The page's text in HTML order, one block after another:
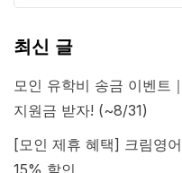
최신 글
모인 유학비 송금 이벤트
지원금 받자! (~8/31)
[모인 제휴 혜택] 크림영
15% 할인